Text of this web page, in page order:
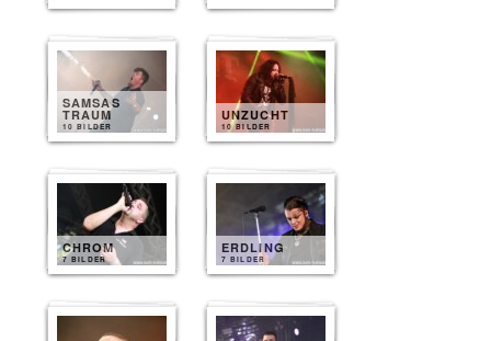
SAMSAS
TRAUM
10 BILDER
UNZUCHT
10 BILDER
CHROM
7 BILDER
ERDLING
7 BILDER